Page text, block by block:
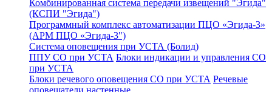
Комбинированная система передачи извещений "Эгида"
(КСПИ "Эгида")
Программный комплекс автоматизации ПЦО «Эгида-3»
(АРМ ПЦО «Эгида-3")
Система оповещения при УСТА (Болид)
ППУ СО при УСТА Блоки индикации и управления СО
при УСТА
Блоки речевого оповещения СО при УСТА Речевые
оповещатели настенные